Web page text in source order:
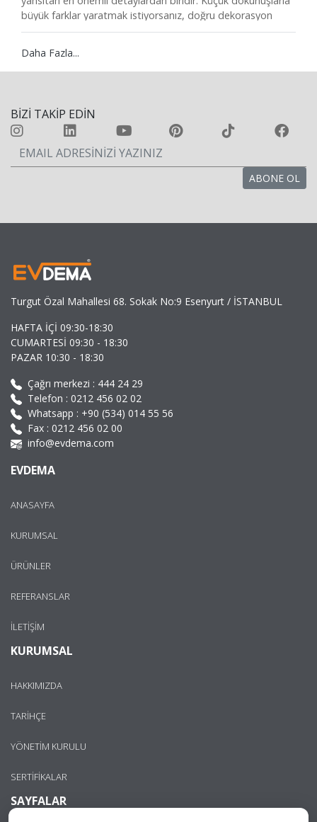
büyük farklar yaratmak istiyorsanız, doğru dekorasyon
aksesuarlarını tercih etmeniz yeterli. Peki evinizin tarzına
dekorasyon aksesuarları ile ilgili trendlerden ipuçlarına
kadar her şeyi bulabilirsiniz.
Daha Fazla...
BİZİ TAKİP EDİN
Turgut Özal Mahallesi 68. Sokak No:9 Esenyurt / İSTANBUL
HAFTA İÇİ 09:30-18:30
CUMARTESİ 09:30 - 18:30
PAZAR 10:30 - 18:30
Çağrı merkezi : 444 24 29
Telefon : 0212 456 02 02
Whatsapp : +90 (534) 014 55 56
Fax : 0212 456 02 00
info@evdema.com
EVDEMA
ANASAYFA
KURUMSAL
ÜRÜNLER
REFERANSLAR
İLETİŞİM
KURUMSAL
HAKKIMIZDA
TARİHÇE
YÖNETİM KURULU
SERTİFİKALAR
SAYFALAR